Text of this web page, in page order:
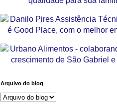
Arquivo do blog